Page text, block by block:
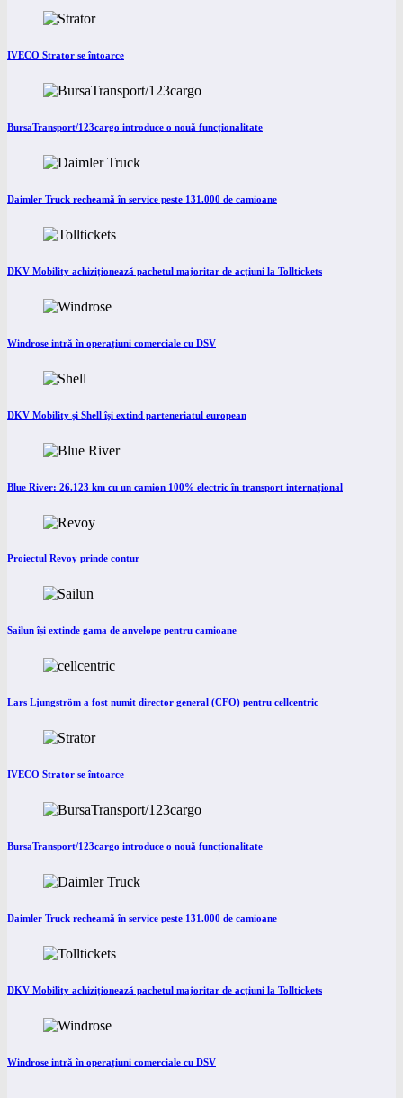
IVECO Strator se întoarce
BursaTransport/123cargo introduce o nouă funcționalitate
Daimler Truck recheamă în service peste 131.000 de camioane
DKV Mobility achiziționează pachetul majoritar de acțiuni la Tolltickets
Windrose intră în operațiuni comerciale cu DSV
DKV Mobility și Shell își extind parteneriatul european
Blue River: 26.123 km cu un camion 100% electric în transport internațional
Proiectul Revoy prinde contur
Sailun își extinde gama de anvelope pentru camioane
Lars Ljungström a fost numit director general (CFO) pentru cellcentric
IVECO Strator se întoarce
BursaTransport/123cargo introduce o nouă funcționalitate
Daimler Truck recheamă în service peste 131.000 de camioane
DKV Mobility achiziționează pachetul majoritar de acțiuni la Tolltickets
Windrose intră în operațiuni comerciale cu DSV